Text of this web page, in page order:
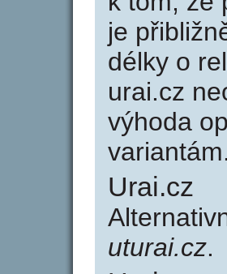
je
délky o
urai.cz
výhoda
variantám.
Urai.cz
uturai.cz.